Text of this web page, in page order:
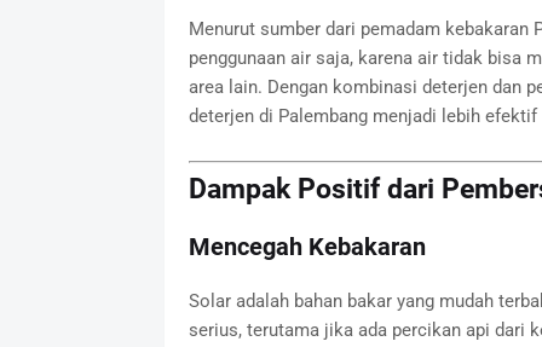
Menurut sumber dari pemadam kebakaran
penggunaan air saja, karena air tidak bisa
area lain. Dengan kombinasi deterjen dan
deterjen di Palembang menjadi lebih efektif
Dampak Positif dari
Mencegah Kebakaran
Solar adalah bahan bakar yang mudah
serius, terutama jika ada percikan api dari